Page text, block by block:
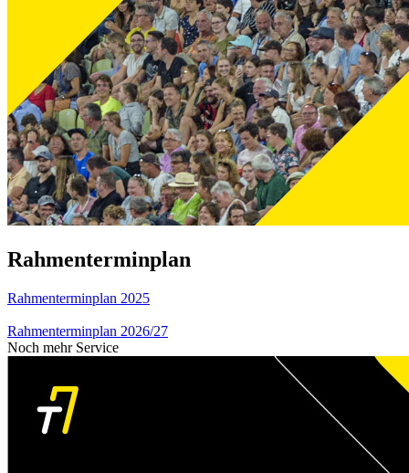
Rahmenterminplan
Rahmenterminplan 2025
Rahmenterminplan 2026/27
Noch mehr Service